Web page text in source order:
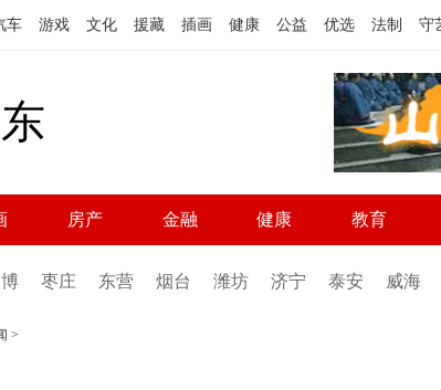
车 游戏 文化 援藏 插画 健康 公益 优选 法制 守
房产 金融 健康 教育
枣庄 东营 烟台 潍坊 济宁 泰安 威海
>